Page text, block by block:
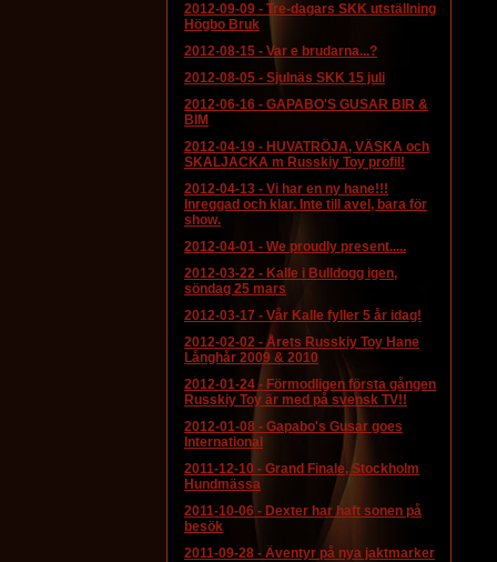
2012-09-09 - Tre-dagars SKK utställning
Högbo Bruk
2012-08-15 - Var e brudarna...?
2012-08-05 - Sjulnäs SKK 15 juli
2012-06-16 - GAPABO'S GUSAR BIR &
BIM
2012-04-19 - HUVATRÖJA, VÄSKA och
SKALJACKA m Russkiy Toy profil!
2012-04-13 - Vi har en ny hane!!!
Inreggad och klar. Inte till avel, bara för
show.
2012-04-01 - We proudly present.....
2012-03-22 - Kalle i Bulldogg igen,
söndag 25 mars
2012-03-17 - Vår Kalle fyller 5 år idag!
2012-02-02 - Årets Russkiy Toy Hane
Långhår 2009 & 2010
2012-01-24- Förmodligen första gången
Russkiy Toy är med på svensk TV!!
2012-01-08 - Gapabo's Gusar goes
International
2011-12-10 - Grand Finale, Stockholm
Hundmässa
2011-10-06 - Dexter har haft sonen på
besök
2011-09-28 - Äventyr på nya jaktmarker